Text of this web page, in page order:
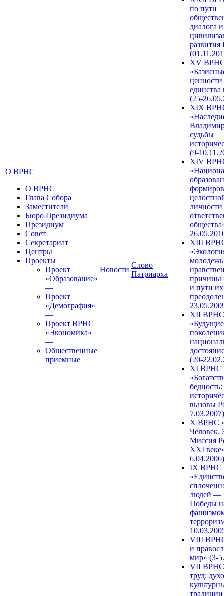
О ВРНС
О ВРНС
Глава Собора
Заместители
Бюро Президиума
Президиум
Совет
Секретариат
Центры
Проекты
Проект
«Образование»
—
Проект
«Демография»
—
Проект ВРНС
«Экономика»
—
Общественные
приемные
Новости
Слово
Патриарха
по пути
диалога и
развития
XV
единства
(25-
XIX
судьбы
(9-
XIV
XIII
причины
и пути их
XII ВРНС
«Будущие
(20-
XI ВРНС
бедность:
вызовы
7.03.2007)
X ВРНС
Человек.
Миссия
XXI
6.04.2006)
IX ВРНС
людей —
Победы
VIII
и
мир» (3-
VII ВРНС
труд: